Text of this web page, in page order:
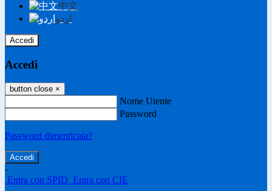
中文
اردو
Accedi
Accedi
button close ×
Nome Utente
Password
Password dimenticata?
-
Entra con SPID Entra con CIE